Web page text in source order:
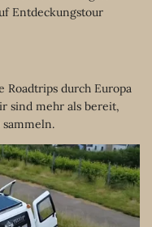
Entdeckungstour
Roadtrips durch Europa
sind mehr als bereit,